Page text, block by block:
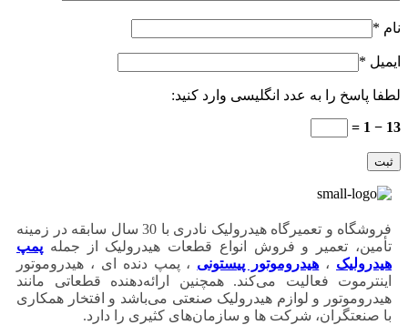
نام *
ایمیل *
لطفا پاسخ را به عدد انگلیسی وارد کنید:
13 − 1 =
فروشگاه و تعمیرگاه هیدرولیک نادری با 30 سال سابقه در زمینه
تأمین، تعمیر و فروش انواع قطعات هیدرولیک از جمله پمپ
هیدرولیک ، هیدروموتور پیستونی ، پمپ دنده ای ، هیدروموتور
اینترموت فعالیت می‌کند. همچنین ارائه‌دهنده قطعاتی مانند
هیدروموتور و لوازم هیدرولیک صنعتی می‌باشد و افتخار همکاری
با صنعتگران، شرکت ها و سازمان‌های کثیری را دارد.